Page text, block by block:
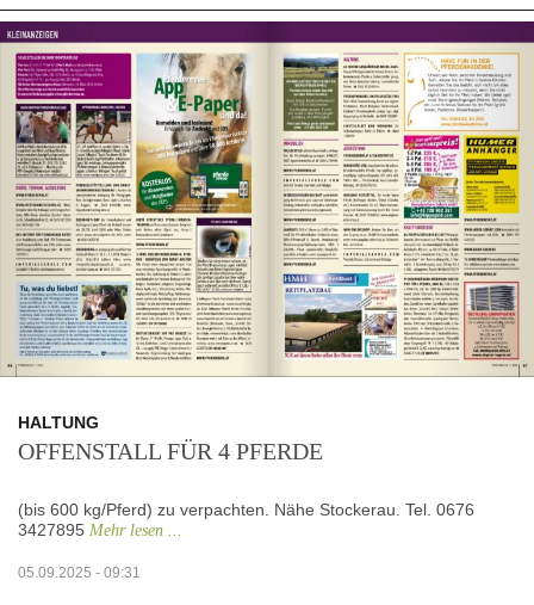
HALTUNG
OFFENSTALL FÜR 4 PFERDE
(bis 600 kg/Pferd) zu verpachten. Nähe Stockerau. Tel. 0676
3427895 Mehr lesen ...
05.09.2025 - 09:31